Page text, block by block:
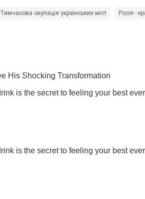
Тимчасова окупація українських міст Росія -